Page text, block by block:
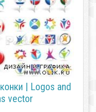
| Logos and
vector